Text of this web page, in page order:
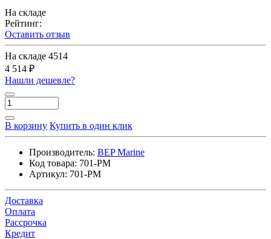
На складе
Рейтинг:
Оставить отзыв
На складе 4514
4 514 ₽
Нашли дешевле?
В корзину Купить в один клик
Производитель: BEP Marine
Код товара: 701-PM
Артикул: 701-PM
Доставка
Оплата
Рассрочка
Кредит